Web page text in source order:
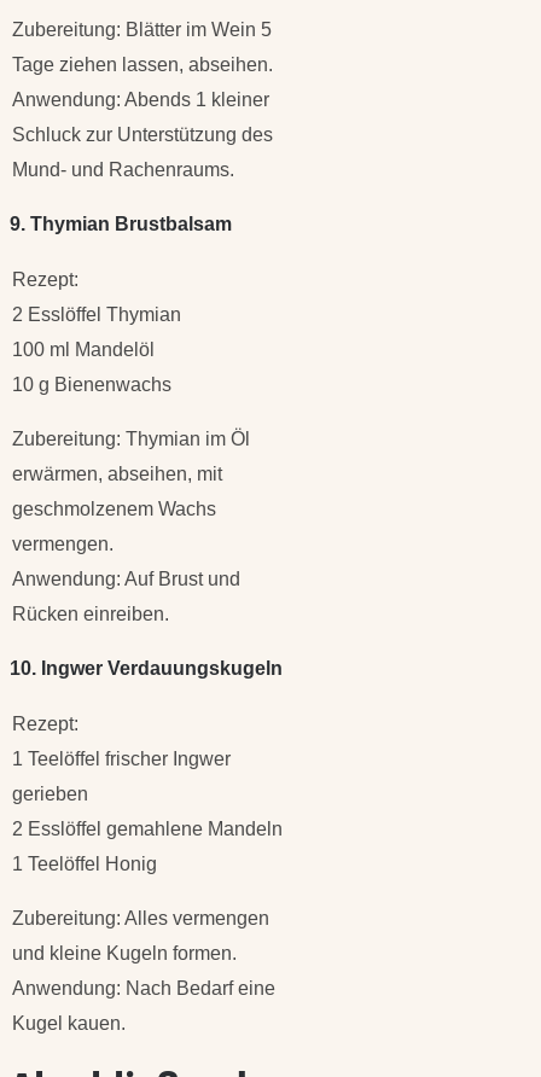
Zubereitung: Blätter im Wein 5
Tage ziehen lassen, abseihen.
Anwendung: Abends 1 kleiner
Schluck zur Unterstützung des
Mund- und Rachenraums.
9. Thymian Brustbalsam
Rezept:
2 Esslöffel Thymian
100 ml Mandelöl
10 g Bienenwachs
Zubereitung: Thymian im Öl
erwärmen, abseihen, mit
geschmolzenem Wachs
vermengen.
Anwendung: Auf Brust und
Rücken einreiben.
10. Ingwer Verdauungskugeln
Rezept:
1 Teelöffel frischer Ingwer
gerieben
2 Esslöffel gemahlene Mandeln
1 Teelöffel Honig
Zubereitung: Alles vermengen
und kleine Kugeln formen.
Anwendung: Nach Bedarf eine
Kugel kauen.